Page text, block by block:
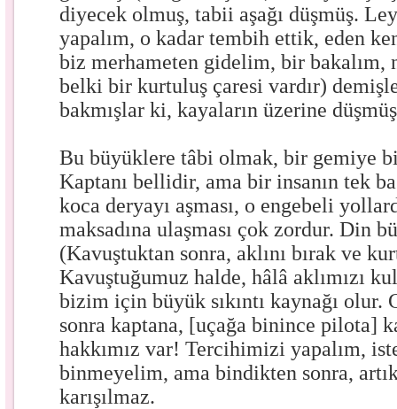
diyecek olmuş, tabii aşağı düşmüş.
yapalım, o kadar tembih ettik, eden
biz merhameten gidelim, bir bakalım,
belki bir kurtuluş çaresi vardır)
bakmışlar ki, kayaların üzerine
Bu büyüklere tâbi olmak, bir gemiye
Kaptanı bellidir, ama bir insanın tek
koca deryayı aşması, o engebeli
maksadına ulaşması çok zordur. Din
(Kavuştuktan sonra, aklını bırak ve
Kavuştuğumuz halde, hâlâ aklımızı
bizim için büyük sıkıntı kaynağı
sonra kaptana, [uçağa binince pilota]
hakkımız var! Tercihimizi yapalım,
binmeyelim, ama bindikten sonra,
karışılmaz.